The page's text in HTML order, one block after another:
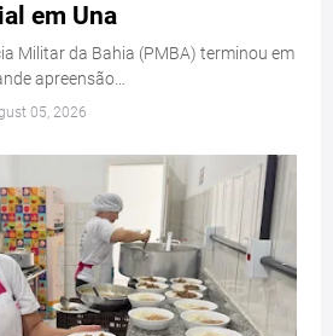
em Una
Militar da Bahia (PMBA) terminou em
apreensão…
05, 2026